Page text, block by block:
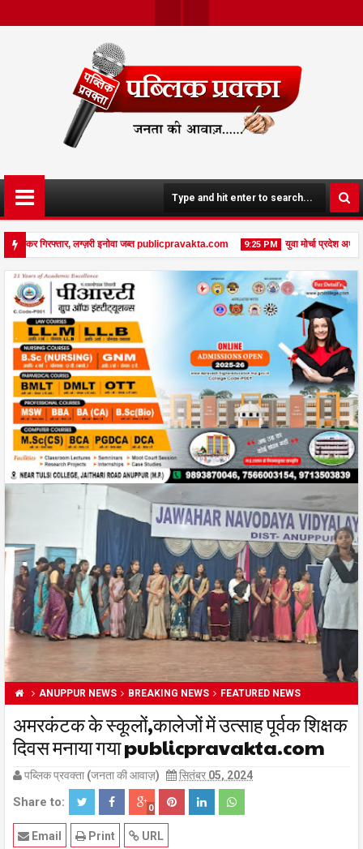
Ter
Boo
K
गिरफ्तार, लग्ज़री इनोवा जब्त publicpravakta.com 9:25 PM
08 Feb
2026
युवा मोर्चा प्रदेश अध्यक्ष
पत्नी गंभीर घायल में मेडिकल रेफर publicpravakta.com
ANUPPUR NEWS BREAKING NEWS FEATURED NEWS
अमरकंटक के स्कूलों,कालेजों में उत्साह पूर्वक शिक्षक
दिवस मनाया गया publicpravakta.com
पब्लिक प्रवक्ता (जनता की आवाज़) सितंबर 05, 2024
Share to: 0
URL
Print
Email